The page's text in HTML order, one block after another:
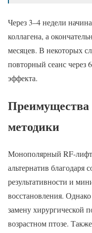
Через 3–4 недели
коллагена, а
месяцев. В некоторых
повторный сеанс через
эффекта.
Преимущества
методики
Монополярный RF-
альтернатив благодаря
результативности и
восстановления.
замену хирургической
возрастном птозе.